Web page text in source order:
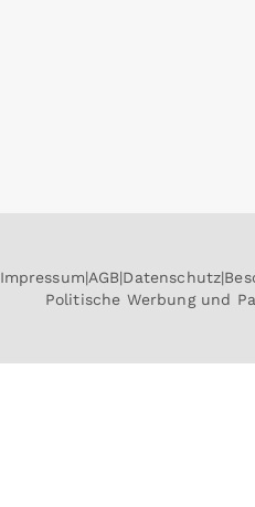
Impressum AGB Datenschutz
Politische Werbung und